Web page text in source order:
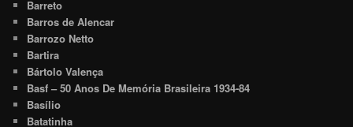
Barreto
Barros de Alencar
Barrozo Netto
Bartira
Bártolo Valença
Basf – 50 Anos De Memória Brasileira 1934-84
Basílio
Batatinha